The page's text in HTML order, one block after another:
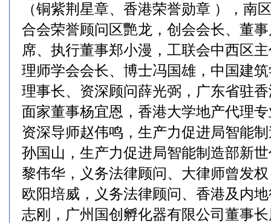
（铜紫荆星章、香港荣誉勋章 ），南
合会荣誉顾问区艷龙，创会会长、董
席、执行董事郑小漫，工联会中西区
理师学会会长、博士冯国雄，中国建
理事长、资深顾问薛光弼，广东省驻
面家董事杨宜恩，香港大学地产代理
资深导师赵伟鸣，生产力促进局智能
孙国山，生产力促进局智能制造部新
黎伟华，义务法律顾问、大律师曾发
欧阳培威，义务法律顾问、香港及内
志刚，广州国创孵化器有限公司董事